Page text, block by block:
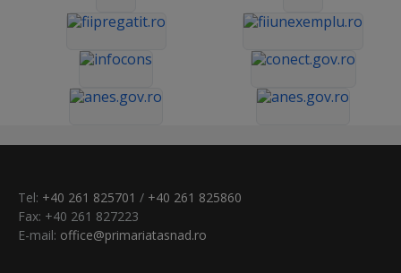
Tel: +40 261 825701 / +40 261 825860
Fax: +40 261 827223
E-mail: office@primariatasnad.ro